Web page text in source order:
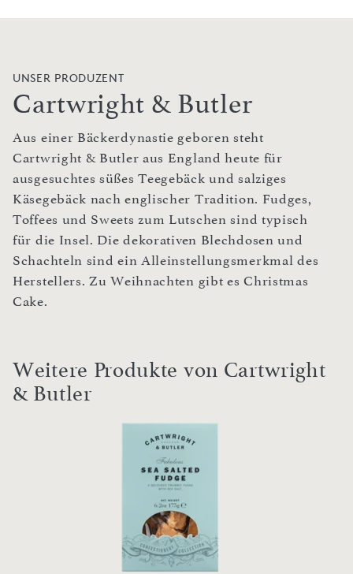
UNSER PRODUZENT
Cartwright & Butler
Aus einer Bäckerdynastie geboren steht
Cartwright & Butler aus England heute für
ausgesuchtes süßes Teegebäck und salziges
Käsegebäck nach englischer Tradition. Fudges,
Toffees und Sweets zum Lutschen sind typisch
für die Insel. Die dekorativen Blechdosen und
Schachteln sind ein Alleinstellungsmerkmal des
Herstellers. Zu Weihnachten gibt es Christmas
Cake.
Weitere Produkte von Cartwright
& Butler